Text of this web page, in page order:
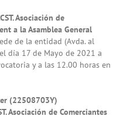
Asociación de
a la Asamblea General
de la entidad (Avda. al
día 17 de Mayo de 2021 a
y a las 12.00 horas en
(22508703Y)
Asociación de Comerciantes